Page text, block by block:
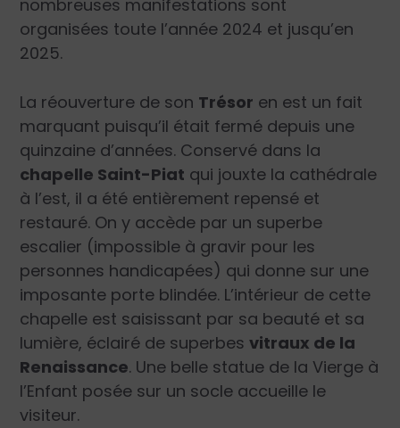
nombreuses manifestations sont
organisées toute l’année 2024 et jusqu’en
2025.
La réouverture de son Trésor en est un fait
marquant puisqu’il était fermé depuis une
quinzaine d’années. Conservé dans la
chapelle Saint-Piat qui jouxte la cathédrale
à l’est, il a été entièrement repensé et
restauré. On y accède par un superbe
escalier (impossible à gravir pour les
personnes handicapées) qui donne sur une
imposante porte blindée. L’intérieur de cette
chapelle est saisissant par sa beauté et sa
lumière, éclairé de superbesvitraux de la
Renaissance. Une belle statue de la Vierge à
l’Enfant posée sur un socle accueille le
visiteur.